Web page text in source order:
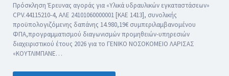
Πρόσκληση Έρευνας αγοράς για «Υλικά υδραυλικών εγκαταστάσεων»
CPV.44115210-4, ΑΛΕ 24101060000001 [ΚΑΕ 1413], συνολικής
προϋπολογιζόμενης δαπάνης 14.980,19€ συμπεριλαμβανομένου
ΦΠΑ,προγραμματισμού διαγωνισμών προμηθειών-υπηρεσιών
διαχειριστικού έτους 2026 για το ΓΕΝΙΚΟ ΝΟΣΟΚΟΜΕΙΟ ΛΑΡΙΣΑΣ
«ΚΟΥΤΛΙΜΠΑΝΕ…